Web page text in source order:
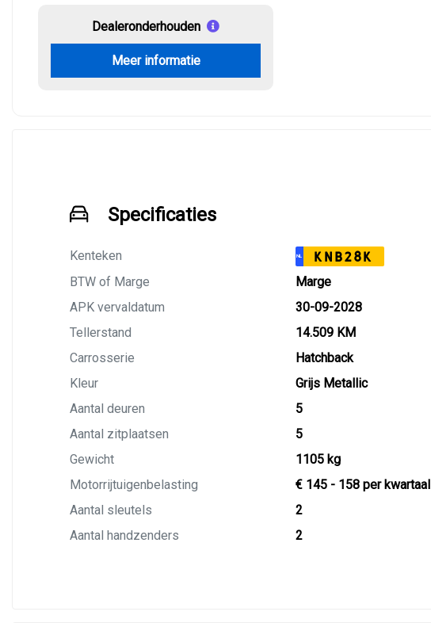
Dealeronderhouden
Meer informatie
Specificaties
Kenteken NL KNB28K
BTW of Marge
Marge
APK vervaldatum
30-09-2028
Tellerstand
14.509 KM
Carrosserie
Hatchback
Kleur
Grijs Metallic
Aantal deuren
5
Aantal zitplaatsen
5
Gewicht
1105 kg
Motorrijtuigenbelasting
€ 145 - 158 per kwartaal
Aantal sleutels
2
Aantal handzenders
2